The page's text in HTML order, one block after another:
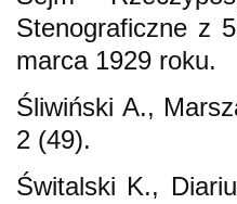
Stenograficzne z
marca 1929 roku.
Śliwiński A.,
2 (49).
Świtalski K.,